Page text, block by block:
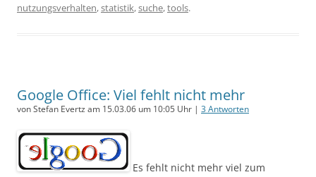
nutzungsverhalten,statistik,suche,tools.
Google Office: Viel fehlt nicht mehr
von Stefan Evertz am 15.03.06 um 10:05 Uhr | 3 Antworten
Es fehlt nicht mehr viel zum